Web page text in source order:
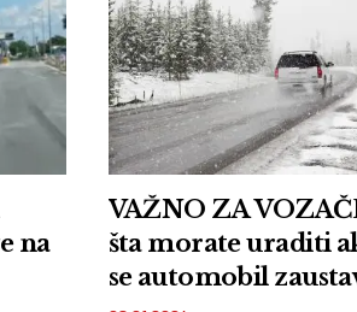
VAŽNO ZA
šta morate uraditi
se automobil